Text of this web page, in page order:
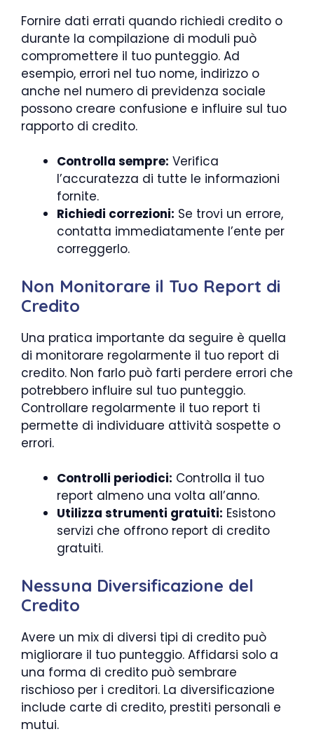
Fornire dati errati quando richiedi credito o
durante la compilazione di moduli può
compromettere il tuo punteggio. Ad
esempio, errori nel tuo nome, indirizzo o
anche nel numero di previdenza sociale
possono creare confusione e influire sul tuo
rapporto di credito.
Controlla sempre: Verifica
l’accuratezza di tutte le informazioni
fornite.
Richiedi correzioni: Se trovi un errore,
contatta immediatamente l’ente per
correggerlo.
Non Monitorare il Tuo Report di
Credito
Una pratica importante da seguire è quella
di monitorare regolarmente il tuo report di
credito. Non farlo può farti perdere errori che
potrebbero influire sul tuo punteggio.
Controllare regolarmente il tuo report ti
permette di individuare attività sospette o
errori.
Controlli periodici: Controlla il tuo
report almeno una volta all’anno.
Utilizza strumenti gratuiti: Esistono
servizi che offrono report di credito
gratuiti.
Nessuna Diversificazione del
Credito
Avere un mix di diversi tipi di credito può
migliorare il tuo punteggio. Affidarsi solo a
una forma di credito può sembrare
rischioso per i creditori. La diversificazione
include carte di credito, prestiti personali e
mutui.